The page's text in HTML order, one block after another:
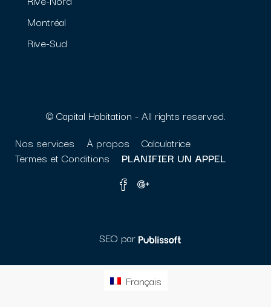
Montréal
Rive-Sud
© Capital Habitation - All rights reserved.
Nos services
À propos
Calculatrice
Termes et Conditions
PLANIFIER UN APPEL
SEO par
Français